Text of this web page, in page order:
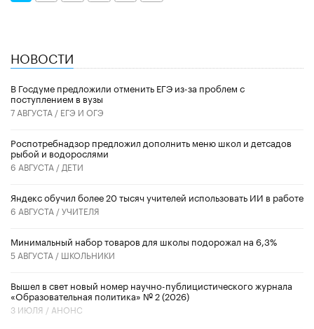
НОВОСТИ
В Госдуме предложили отменить ЕГЭ из-за проблем с
поступлением в вузы
7 АВГУСТА / ЕГЭ И ОГЭ
Роспотребнадзор предложил дополнить меню школ и детсадов
рыбой и водорослями
6 АВГУСТА / ДЕТИ
​Яндекс обучил более 20 тысяч учителей использовать ИИ в работе
6 АВГУСТА /УЧИТЕЛЯ
Минимальный набор товаров для школы подорожал на 6,3%
5 АВГУСТА / ШКОЛЬНИКИ
Вышел в свет новый номер научно-публицистического журнала
«Образовательная политика» № 2 (2026)
3 ИЮЛЯ / АНОНС